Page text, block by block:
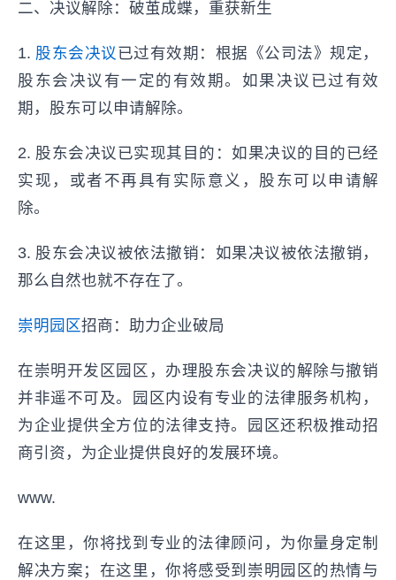
二、决议解除：破茧成蝶，重获新生
1. 股东会决议 已过有效期：根据《公司法》规定，
股东会决议有一定的有效期。如果决议已过有效
期，股东可以申请解除。
2. 股东会决议已实现其目的：如果决议的目的已经
实现，或者不再具有实际意义，股东可以申请解
除。
3. 股东会决议被依法撤销：如果决议被依法撤销，
那么自然也就不存在了。
崇明园区招商：助力企业破局
在崇明开发区园区，办理股东会决议的解除与撤销
并非遥不可及。园区内设有专业的法律服务机构，
为企业提供全方位的法律支持。园区还积极推动招
商引资，为企业提供良好的发展环境。
www.
在这里，你将找到专业的法律顾问，为你量身定制
解决方案；在这里，你将感受到崇明园区的热情与